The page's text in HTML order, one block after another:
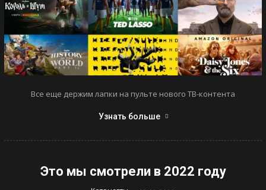
Все еще держим лапки на пульте нового ТВ-контента
Узнать больше
Это мы смотрели в 2022 году